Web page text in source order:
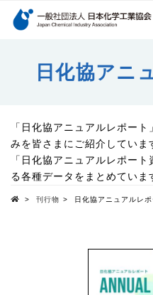
検索キーワード
日化協アニ
「日化協アニュアルレポー
みを皆さまにご紹介していま
「日化協アニュアルレポー
る各種データをまとめていま
> 刊行物 > 日化協アニュアルレポ